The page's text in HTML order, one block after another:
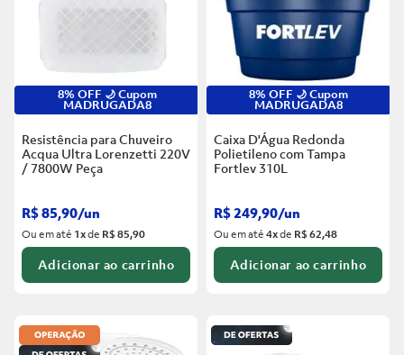
8% OFF 🌙 Cupom
MADRUGADA8
Resistência para Chuveiro
Acqua Ultra Lorenzetti 220V
/ 7800W Peça
R$85,90/un
Ou em até 1xde R$ 85,90
Adicionar ao carrinho
8% OFF 🌙 Cupom
MADRUGADA8
Caixa D'Água Redonda
Polietileno com Tampa
Fortlev 310L
R$249,90/un
Ou em até4xde R$ 62,48
Adicionar ao carrinho